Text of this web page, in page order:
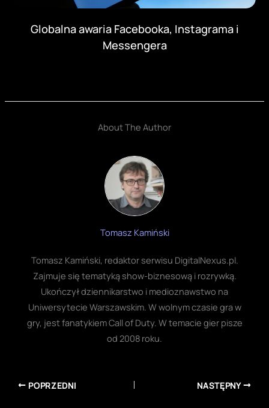
Globalna awaria Facebooka, Instagrama i
Messengera
About The Author
Tomasz Kamiński
Tomasz Kamiński, redaktor serwisu DigitalNexus.pl.
Zajmuje się tematyką show-biznesową i rozrywką.
Ukończył dziennikarstwo i medioznawstwo na
Uniwersytecie Warszawskim. W wolnym czasie gra w
gry, jest fanatykiem Call of Duty. W temacie gier pisze
od 2008 roku.
POPRZEDNI NASTĘPNY